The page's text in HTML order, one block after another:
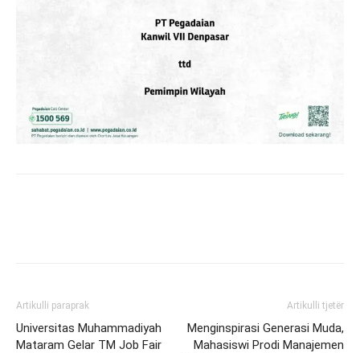
Artikulli paraprak
Universitas Muhammadiyah
Mataram Gelar TM Job Fair
Artikulli tjetër
Menginspirasi Generasi Muda,
Mahasiswi Prodi Manajemen